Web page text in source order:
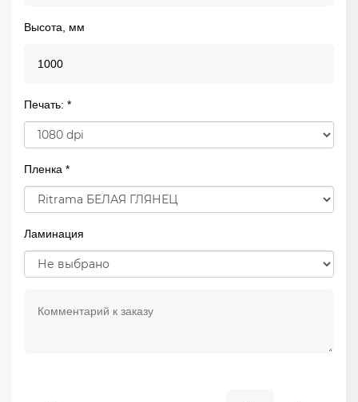
Высота, мм
Печать: *
Пленка *
Ламинация